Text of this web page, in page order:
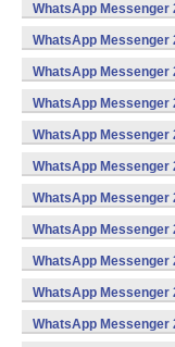
WhatsApp Messenger
WhatsApp Messenger
WhatsApp Messenger
WhatsApp Messenger
WhatsApp Messenger
WhatsApp Messenger
WhatsApp Messenger
v7a,mips,x86)
WhatsApp Messenger
v7a,mips,x86)
WhatsApp Messenger
v7a,mips,x86)
WhatsApp Messenger
v7a,mips,x86)
WhatsApp Messenger